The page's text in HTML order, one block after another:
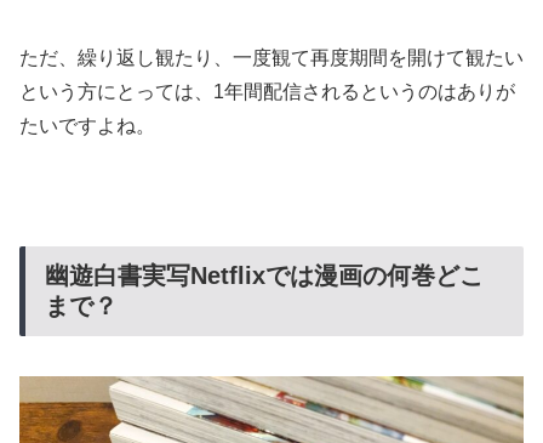
ただ、繰り返し観たり、一度観て再度期間を開けて観たい
という方にとっては、1年間配信されるというのはありが
たいですよね。
幽遊白書実写Netflixでは漫画の何巻どこ
まで？